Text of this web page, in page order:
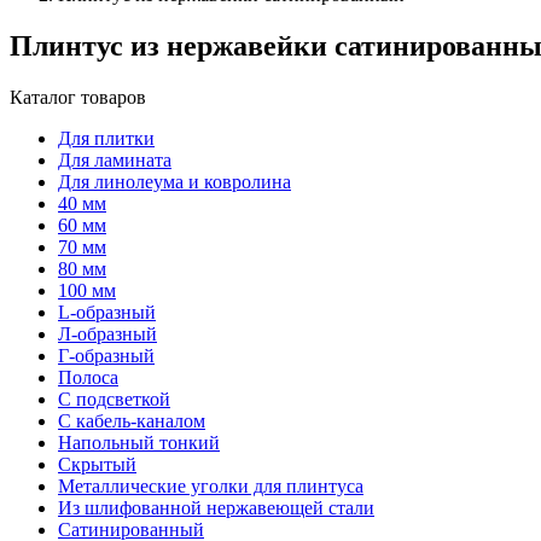
Плинтус из нержавейки
Каталог товаров
Для плитки
Для ламината
Для линолеума и ковролина
40 мм
60 мм
70 мм
80 мм
100 мм
L-образный
Л-образный
Г-образный
Полоса
С подсветкой
С кабель-каналом
Напольный тонкий
Скрытый
Металлические уголки для плинтуса
Из шлифованной нержавеющей стали
Сатинированный